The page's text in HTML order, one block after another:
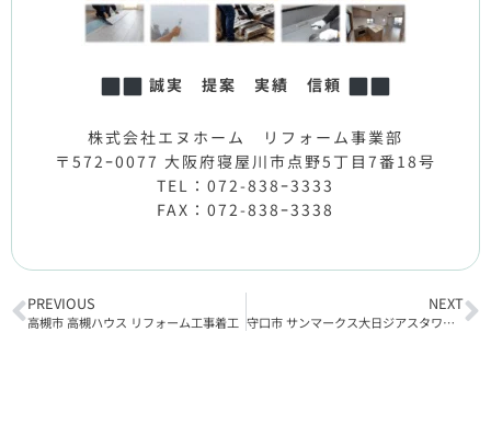
誠実 提案 実績 信頼
株式会社エヌホーム リフォーム事業部
〒572ｰ0077 大阪府寝屋川市点野5丁目7番18号
TEL：072-838ｰ3333
FAX：072-838ｰ3338
PREVIOUS
高槻市 高槻ハウス リフォーム工事着工
NEXT
守口市 サンマークス大日ジアスタワーレジデンス リフォーム工事完了